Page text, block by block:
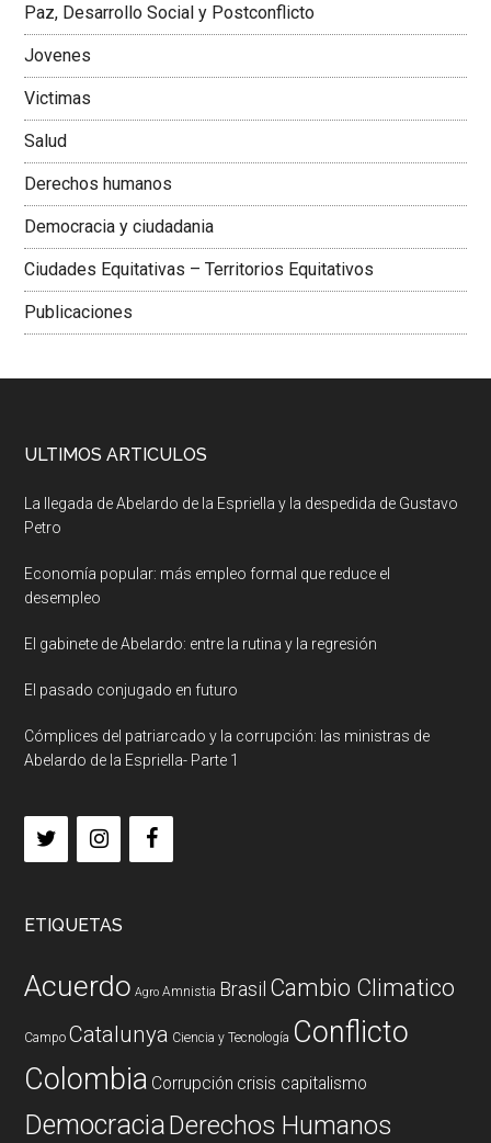
Paz, Desarrollo Social y Postconflicto
Jovenes
Victimas
Salud
Derechos humanos
Democracia y ciudadania
Ciudades Equitativas – Territorios Equitativos
Publicaciones
ULTIMOS ARTICULOS
La llegada de Abelardo de la Espriella y la despedida de Gustavo
Petro
Economía popular: más empleo formal que reduce el
desempleo
El gabinete de Abelardo: entre la rutina y la regresión
El pasado conjugado en futuro
Cómplices del patriarcado y la corrupción: las ministras de
Abelardo de la Espriella- Parte 1
ETIQUETAS
Acuerdo Agro Amnistia Brasil Cambio Climatico
Campo Catalunya Ciencia y Tecnología Conflicto
Colombia Corrupción crisis capitalismo
DemocraciaDerechos Humanos